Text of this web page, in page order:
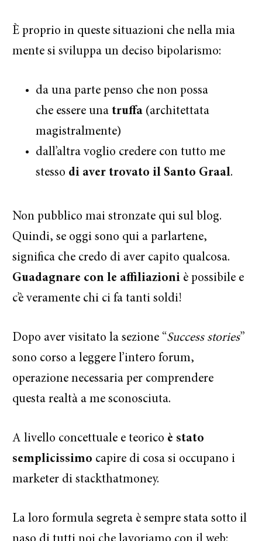
È proprio in queste situazioni che nella mia
mente si sviluppa un deciso bipolarismo:
da una parte penso che non possa
che essere unatruffa (architettata
magistralmente)
dall’altra voglio credere con tutto me
stesso di aver trovato il Santo Graal.
Non pubblico mai stronzate qui sul blog.
Quindi, se oggi sono qui a parlartene,
significa che credo di aver capito qualcosa.
Guadagnare con le affiliazioni è possibile e
c’è veramente chi ci fa tanti soldi!
Dopo aver visitato la sezione “Success stories”
sono corso a leggere l’intero forum,
operazione necessaria per comprendere
questa realtà a me sconosciuta.
A livello concettuale e teorico è stato
semplicissimo capire di cosa si occupano i
marketer di stackthatmoney.
La loro formula segreta è sempre stata sotto il